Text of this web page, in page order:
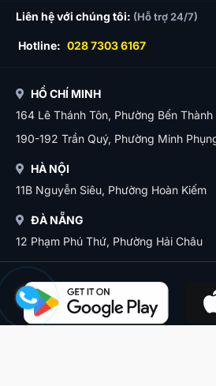
Liên hệ với chúng tôi: (Hỗ trợ 24/7)
Hotline: 028 7303 6167
HỒ CHÍ MINH
164 Lê Thánh Tôn, Phường Bến Thành
190-192 Trần Quý, Phường Minh
HÀ NỘI
11B Nguyễn Siêu, Phường Hoàn Kiếm
ĐÀ NẴNG
12 Phạm Phú Thứ, Phường Hải Châu